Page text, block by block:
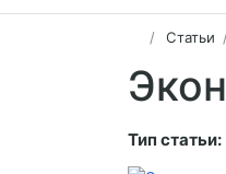
Статьи
Тип статьи: